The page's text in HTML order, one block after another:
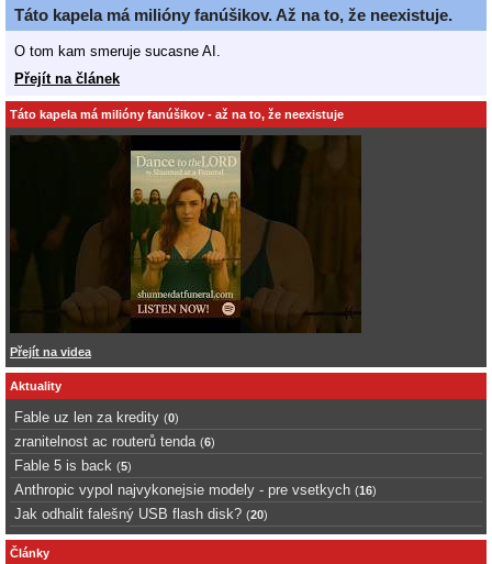
Táto kapela má milióny fanúšikov. Až na to, že neexistuje.
O tom kam smeruje sucasne AI.
Přejít na článek
Táto kapela má milióny fanúšikov - až na to, že neexistuje
Přejít na videa
Aktuality
Fable uz len za kredity (0)
zranitelnost ac routerů tenda (6)
Fable 5 is back (5)
Anthropic vypol najvykonejsie modely - pre vsetkych (16)
Jak odhalit falešný USB flash disk? (20)
Články